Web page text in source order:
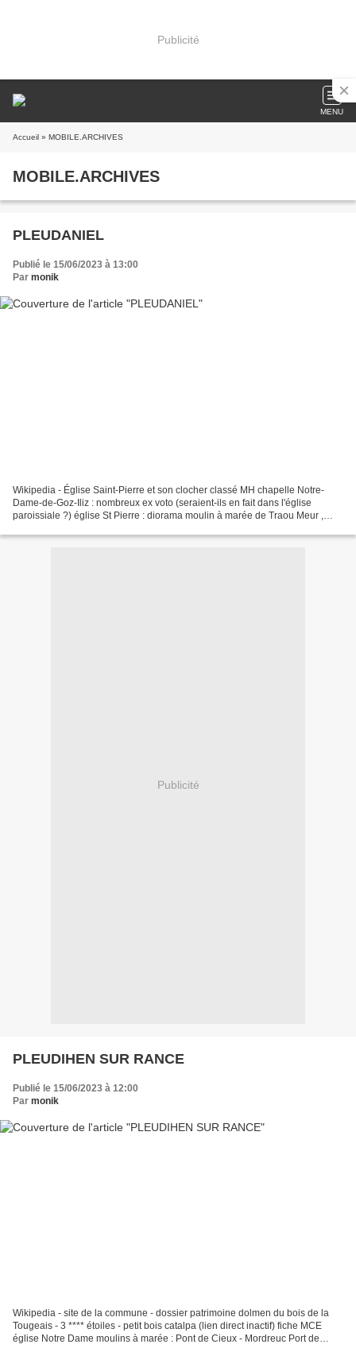
Publicité
MENU
Accueil » MOBILE.ARCHIVES
MOBILE.ARCHIVES
PLEUDANIEL
Publié le 15/06/2023 à 13:00
Par monik
Wikipedia - Église Saint-Pierre et son clocher classé MH chapelle Notre-
Dame-de-Goz-Iliz : nombreux ex voto (seraient-ils en fait dans l'église
paroissiale ?) église St Pierre : diorama moulin à marée de Traou Meur ,
Publicité
PLEUDIHEN SUR RANCE
Publié le 15/06/2023 à 12:00
Par monik
Wikipedia - site de la commune - dossier patrimoine dolmen du bois de la
Tougeais - 3 **** étoiles - petit bois catalpa (lien direct inactif) fiche MCE
église Notre Dame moulins à marée : Pont de Cieux - Mordreuc Port de